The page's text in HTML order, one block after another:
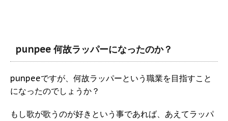
punpee 何故ラッパーになったのか？
punpeeですが、何故ラッパーという職業を目指すこと
になったのでしょうか？
もし歌が歌うのが好きという事であれば、あえてラッパ